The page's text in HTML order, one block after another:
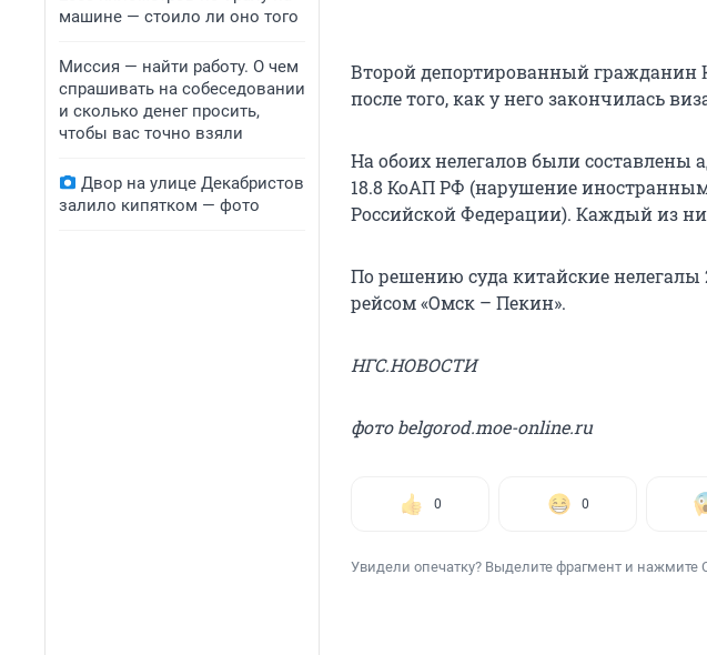
машине — стоило ли оно того
Миссия — найти работу. О чем
спрашивать на собеседовании
и сколько денег просить,
чтобы вас точно взяли
Двор на улице Декабристов
залило кипятком — фото
Второй депортированный гражданин
после того, как у него закончилась
На обоих нелегалов были составлены
18.8 КоАП РФ (нарушение
Российской Федерации). Каждый из
По решению суда китайские
рейсом «Омск – Пекин».
НГС.НОВОСТИ
фото belgorod.moe-online.ru
0 0
Увидели опечатку? Выделите фрагмент и нажмите